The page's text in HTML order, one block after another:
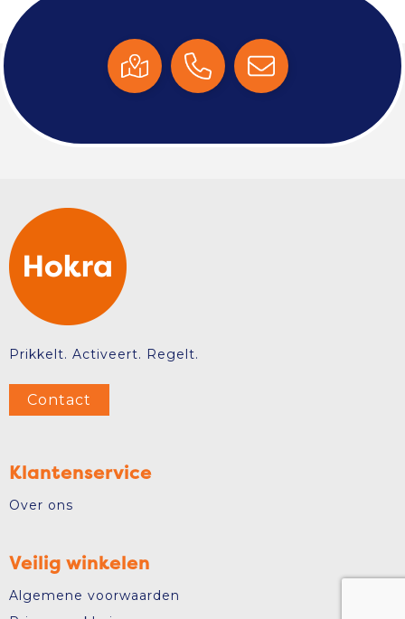
Prikkelt. Activeert. Regelt.
Contact
Klantenservice
Over ons
Veilig winkelen
Algemene voorwaarden